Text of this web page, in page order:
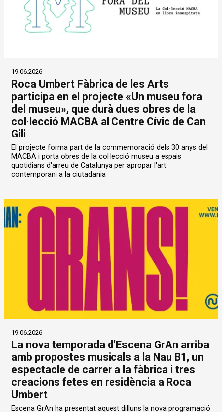
19.06.2026
Roca Umbert Fàbrica de les Arts
participa en el projecte «Un museu fora
del museu», que durà dues obres de la
col·lecció MACBA al Centre Cívic de Can
Gili
El projecte forma part de la commemoració dels 30 anys del
MACBA i porta obres de la col·lecció museu a espais
quotidians d'arreu de Catalunya per apropar l'art
contemporani a la ciutadania
19.06.2026
La nova temporada d’Escena GrAn arriba
amb propostes musicals a la Nau B1, un
espectacle de carrer a la fàbrica i tres
creacions fetes en residència a Roca
Umbert
Escena GrAn ha presentat aquest dilluns la nova programació